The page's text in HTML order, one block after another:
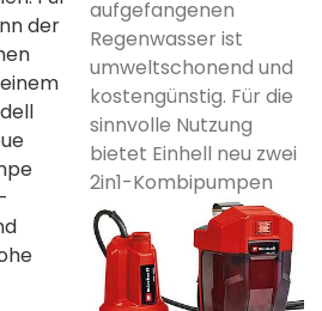
aufgefangenen
Regenwasser ist
umweltschonend und
kostengünstig. Für die
sinnvolle Nutzung
bietet Einhell neu zwei
2in1-Kombipumpen
der